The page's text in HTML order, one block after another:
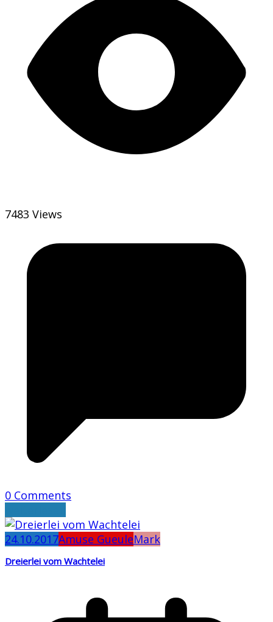
7483 Views
0 Comments
24.10.2017Amuse GueuleMark
Dreierlei vom Wachtelei